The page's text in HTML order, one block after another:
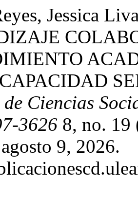
Jessica
Ciencias
3626 8, no.
9, 2026.